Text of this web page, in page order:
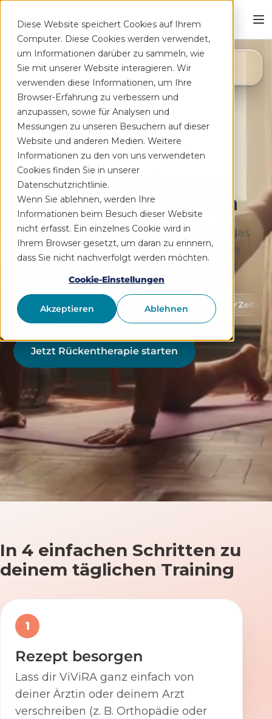
Diese Website speichert Cookies auf Ihrem
Computer. Diese Cookies werden verwendet,
um Informationen darüber zu sammeln, wie
Sie mit unserer Website interagieren. Wir
verwenden diese Informationen, um Ihre
Browser-Erfahrung zu verbessern und
anzupassen, sowie für Analysen und
Messungen zu unseren Besuchern auf dieser
Website und anderen Medien. Weitere
Informationen zu den von uns verwendeten
Cookies finden Sie in unserer
Datenschutzrichtlinie.
Wenn Sie ablehnen, werden Ihre
Informationen beim Besuch dieser Website
nicht erfasst. Ein einzelnes Cookie wird in
Ihrem Browser gesetzt, um daran zu erinnern,
dass Sie nicht nachverfolgt werden möchten.
Cookie-Einstellungen
Akzeptieren Ablehnen
Deine App auf Rezept
bei Rücken­schmerzen
Therapeutisches Training für zu Hause, das
sich flexibel deinem Alltag anpasst. Ohne
lange Wartezeiten, kostenfrei auf Rezept.
100% Kostenübernahme Zeitlich flexibel
Jetzt Rückentherapie starten
In 4 einfachen Schritten zu
deinem täglichen Training
1
Rezept besorgen
Lass dir ViViRA ganz einfach von
deiner Ärztin oder deinem Arzt
verschreiben (z. B. Orthopädie oder